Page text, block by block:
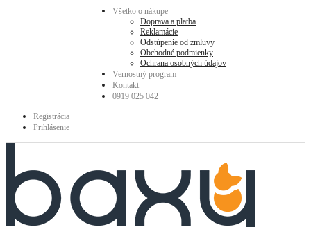
Všetko o nákupe
Doprava a platba
Reklamácie
Odstúpenie od zmluvy
Obchodné podmienky
Ochrana osobných údajov
Vernostný program
Kontakt
0919 025 042
Registrácia
Prihlásenie